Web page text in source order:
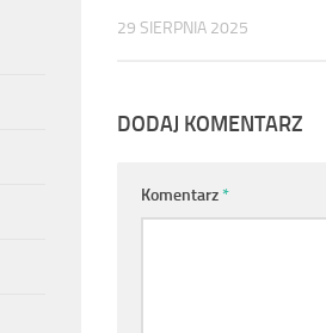
29 SIERPNIA 2025
DODAJ KOMENTARZ
Komentarz*